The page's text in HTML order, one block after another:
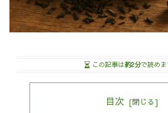
この記事は約2分で読めま
目次